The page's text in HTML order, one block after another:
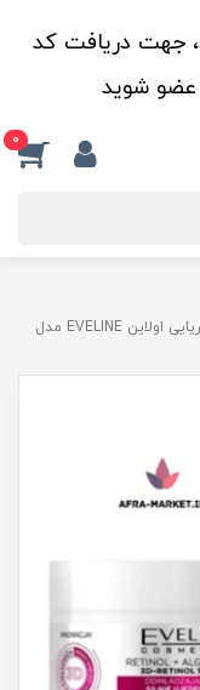
جهت دریافت کد
عضو شوید
0
کرم سفت کننده و جوان کننده رتینول و جلبک دریایی اولاین EVELINE مدل